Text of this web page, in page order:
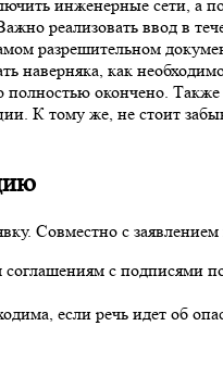
инженерные сети, а
реализовать ввод в
разрешительном
наверняка, как
полностью окончено.
К тому же, не стоит
Совместно с
с подписями
если речь идет об